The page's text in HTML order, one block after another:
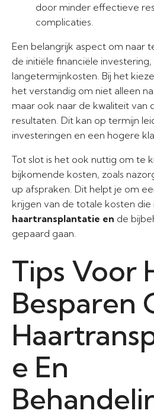
door minder effectieve
complicaties.
Een belangrijk aspect om naar
de initiële financiële
langetermijnkosten. Bij het
het verstandig om niet alleen
maar ook naar de kwaliteit van
resultaten. Dit kan op termijn
investeringen en een hogere
Tot slot is het ook nuttig om te
bijkomende kosten, zoals
up afspraken. Dit helpt je om
krijgen van de totale kosten
haartransplantatie en de
gepaard gaan.
Tips Voor
Besparen
e En